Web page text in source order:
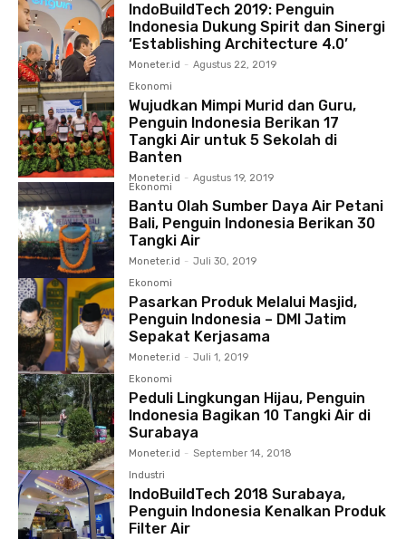
IndoBuildTech 2019: Penguin
Indonesia Dukung Spirit dan Sinergi
‘Establishing Architecture 4.0’
Moneter.id - Agustus 22, 2019
Ekonomi
Wujudkan Mimpi Murid dan Guru,
Penguin Indonesia Berikan 17
Tangki Air untuk 5 Sekolah di
Banten
Moneter.id - Agustus 19, 2019
Ekonomi
Bantu Olah Sumber Daya Air Petani
Bali, Penguin Indonesia Berikan 30
Tangki Air
Moneter.id - Juli 30, 2019
Ekonomi
Pasarkan Produk Melalui Masjid,
Penguin Indonesia – DMI Jatim
Sepakat Kerjasama
Moneter.id - Juli 1, 2019
Ekonomi
Peduli Lingkungan Hijau, Penguin
Indonesia Bagikan 10 Tangki Air di
Surabaya
Moneter.id - September 14, 2018
Industri
IndoBuildTech 2018 Surabaya,
Penguin Indonesia Kenalkan Produk
Filter Air